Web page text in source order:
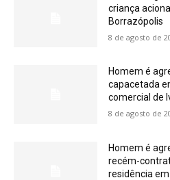
criança
Borrazópolis
8 de agosto de
Homem é
capacetada
comercial de
8 de agosto de
Homem é
recém-
residência